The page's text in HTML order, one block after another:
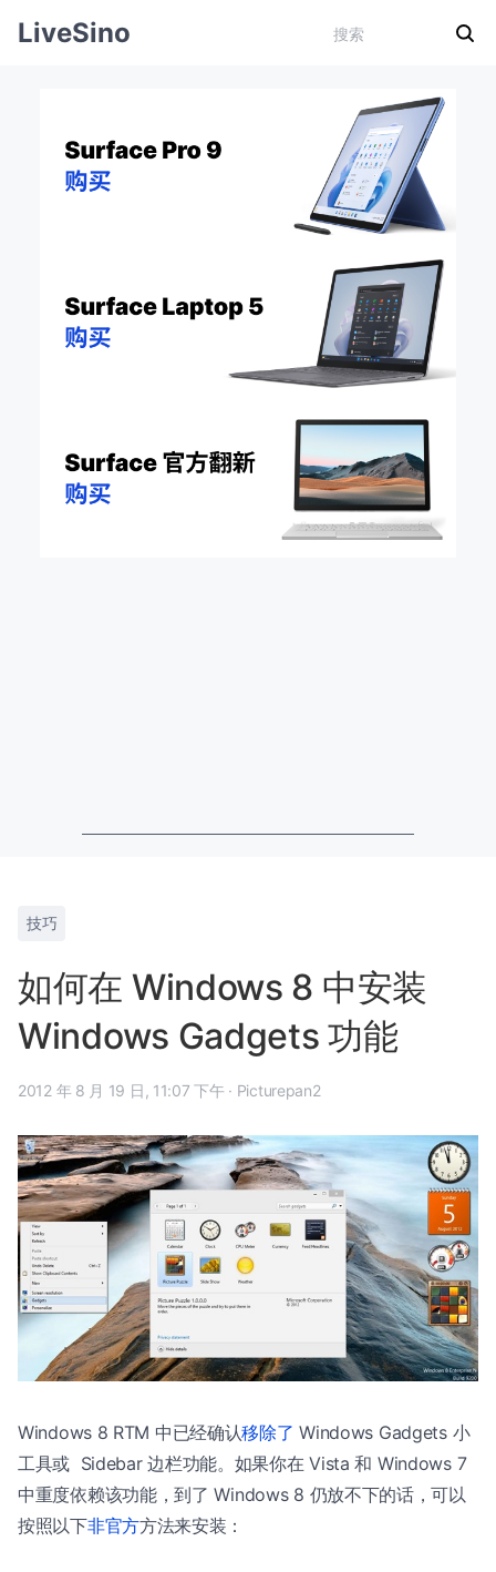
LiveSino
技巧
如何在 Windows 8 中安装
Windows Gadgets 功能
2012 年 8 月 19 日, 11:07 下午 · Picturepan2
Windows 8 RTM 中已经确认移除了 Windows Gadgets 小
工具或 Sidebar 边栏功能。如果你在 Vista 和 Windows 7
中重度依赖该功能，到了 Windows 8 仍放不下的话，可以
按照以下非官方方法来安装：